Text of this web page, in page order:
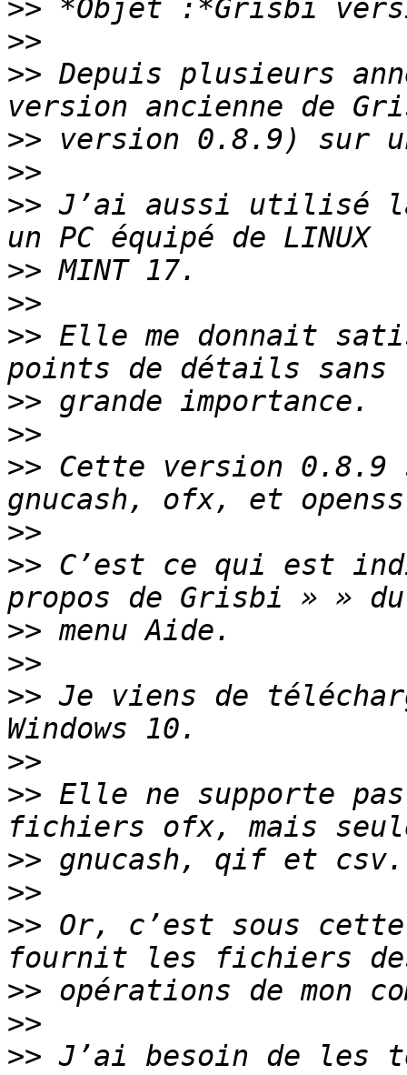
>>
>>
>> Depuis plusieurs
>>
>>
>> J’ai aussi utilisé
>>
>>
>> Elle me donnait
>>
>>
>> Cette version 0.8.9
>>
>> C’est ce qui est
>>
>>
>> Je viens de
>>
>> Elle ne supporte
>>
>>
>> Or, c’est sous cette
>>
>>
>> J’ai besoin de les